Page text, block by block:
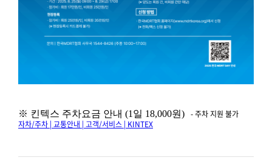
※ 킨텍스 주차요금 안내 (1일 18,000원) - 주차 지원 불가
자차/주차 | 교통안내 | 고객/서비스 | KINTEX